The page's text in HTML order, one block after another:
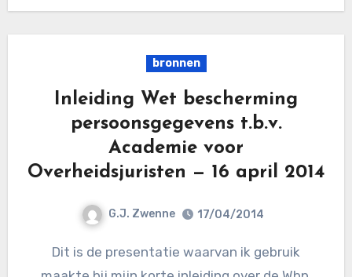
bronnen
Inleiding Wet bescherming
persoonsgegevens t.b.v.
Academie voor
Overheidsjuristen — 16 april 2014
G.J. Zwenne 17/04/2014
Dit is de presentatie waarvan ik gebruik